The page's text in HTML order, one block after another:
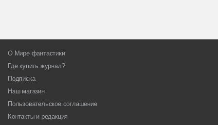
О Мире фантастики
Где купить журнал?
Подписка
Наш магазин
Пользовательское соглашение
Контакты и редакция